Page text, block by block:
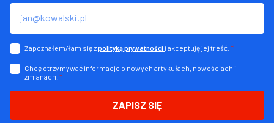
Zapoznałem/łam się zpolityką prywatności i akceptuję jej treść. *
Chcę otrzymywać informacje o nowych artykułach, nowościach i
zmianach. *
ZAPISZ SIĘ